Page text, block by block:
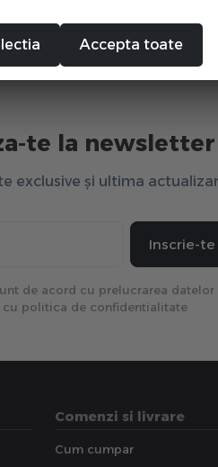
te la newsletter
exclusive și ultima
Inscrie-te
de acord cu prelucrarea datelor
cu politica de confidentialitate
Comenzi si livrare
Cum cumpar
Accepta toate